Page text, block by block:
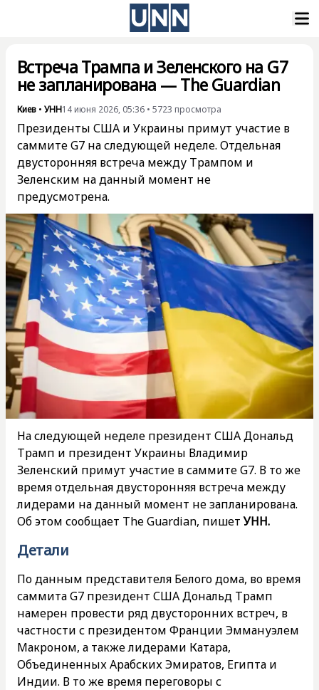
Встреча Трампа и Зеленского на G7
не запланирована — The Guardian
Киев • УНН14 июня 2026, 05:36 • 5723 просмотра
Президенты США и Украины примут участие в
саммите G7 на следующей неделе. Отдельная
двусторонняя встреча между Трампом и
Зеленским на данный момент не
предусмотрена.
На следующей неделе президент США Дональд
Трамп и президент Украины Владимир
Зеленский примут участие в саммите G7. В то же
время отдельная двусторонняя встреча между
лидерами на данный момент не запланирована.
Об этом сообщает The Guardian, пишетУНН.
Детали
По данным представителя Белого дома, во время
саммита G7 президент США Дональд Трамп
намерен провести ряд двусторонних встреч, в
частности с президентом Франции Эммануэлем
Макроном, а также лидерами Катара,
Объединенных Арабских Эмиратов, Египта и
Индии. В то же время переговоры с